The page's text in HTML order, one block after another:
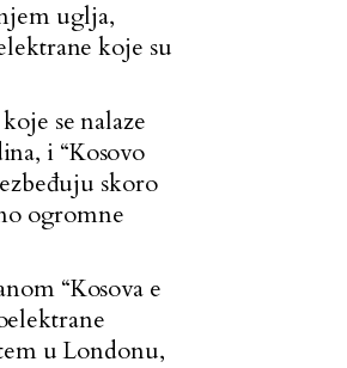
uglja,
koje su
se nalaze
i “Kosovo
skoro
ogromne
“Kosova e
u Londonu,